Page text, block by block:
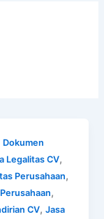
Dokumen
Legalitas CV,
Perusahaan,
,
CV,Jasa